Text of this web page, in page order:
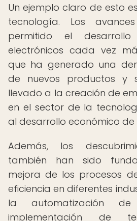
Un ejemplo claro de esto
tecnología. Los
permitido el desarrollo
electrónicos cada vez
que ha generado una
de nuevos productos y
llevado a la creación de
en el sector de la
al desarrollo económico de
Además, los
también han sido
mejora de los procesos
eficiencia en diferentes
la automatización
implementación de